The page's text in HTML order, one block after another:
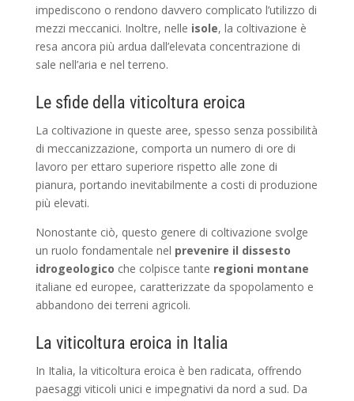
impediscono o rendono davvero complicato l’utilizzo di
mezzi meccanici. Inoltre, nelle isole, la coltivazione è
resa ancora più ardua dall’elevata concentrazione di
sale nell’aria e nel terreno.
Le sfide della viticoltura eroica
La coltivazione in queste aree, spesso senza possibilità
di meccanizzazione, comporta un numero di ore di
lavoro per ettaro superiore rispetto alle zone di
pianura, portando inevitabilmente a costi di produzione
più elevati.
Nonostante ciò, questo genere di coltivazione svolge
un ruolo fondamentale nel prevenire il dissesto
idrogeologico che colpisce tante regioni montane
italiane ed europee, caratterizzate da spopolamento e
abbandono dei terreni agricoli.
La viticoltura eroica in Italia
In Italia, la viticoltura eroica è ben radicata, offrendo
paesaggi viticoli unici e impegnativi da nord a sud. Da